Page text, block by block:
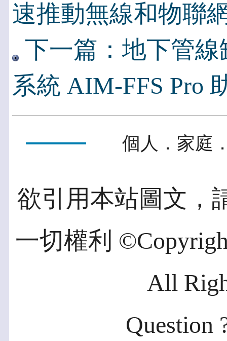
速推動無線和物聯
下一篇：地下管
系統 AIM-FFS Pro
個人．家庭
欲引用本站圖文，
一切權利
All
Question